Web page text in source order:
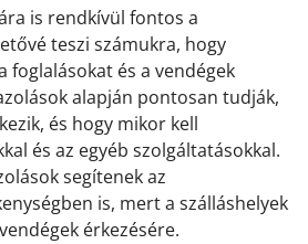
is rendkívül fontos a
teszi számukra, hogy
foglalásokat és a vendégek
alapján pontosan tudják,
és hogy mikor kell
és az egyéb szolgáltatásokkal.
segítenek az
is, mert a szálláshelyek
érkezésére.